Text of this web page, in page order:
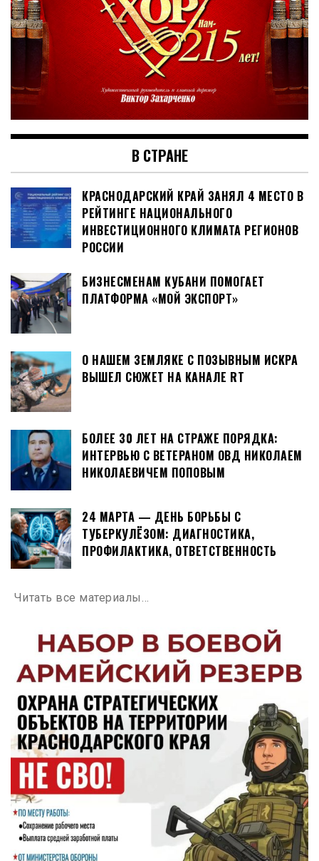
В СТРАНЕ
КРАСНОДАРСКИЙ КРАЙ ЗАНЯЛ 4 МЕСТО В
РЕЙТИНГЕ НАЦИОНАЛЬНОГО
ИНВЕСТИЦИОННОГО КЛИМАТА РЕГИОНОВ
РОССИИ
БИЗНЕСМЕНАМ КУБАНИ ПОМОГАЕТ
ПЛАТФОРМА «МОЙ ЭКСПОРТ»
О НАШЕМ ЗЕМЛЯКЕ С ПОЗЫВНЫМ ИСКРА
ВЫШЕЛ СЮЖЕТ НА КАНАЛЕ RT
БОЛЕЕ 30 ЛЕТ НА СТРАЖЕ ПОРЯДКА:
ИНТЕРВЬЮ С ВЕТЕРАНОМ ОВД НИКОЛАЕМ
НИКОЛАЕВИЧЕМ ПОПОВЫМ
24 МАРТА — ДЕНЬ БОРЬБЫ С
ТУБЕРКУЛЁЗОМ: ДИАГНОСТИКА,
ПРОФИЛАКТИКА, ОТВЕТСТВЕННОСТЬ
Читать все материалы…